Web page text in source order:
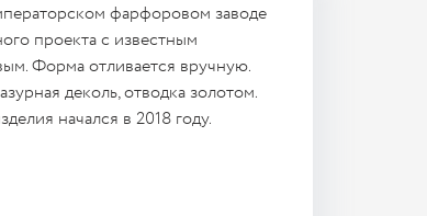
фарфоровом заводе
проекта с известным
Форма отливается вручную.
деколь, отводка золотом.
начался в 2018 году.